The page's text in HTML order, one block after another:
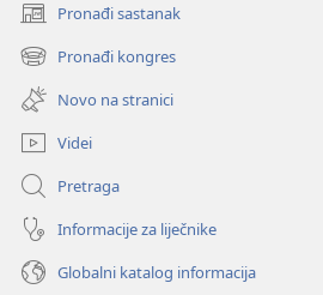
Pronađi sastanak
(otvara
se
novi
prozor)
Pronađi kongres
(otvara
se
novi
prozor)
Novo na stranici
Videi
Pretraga
Informacije za liječnike
Globalni katalog informacija